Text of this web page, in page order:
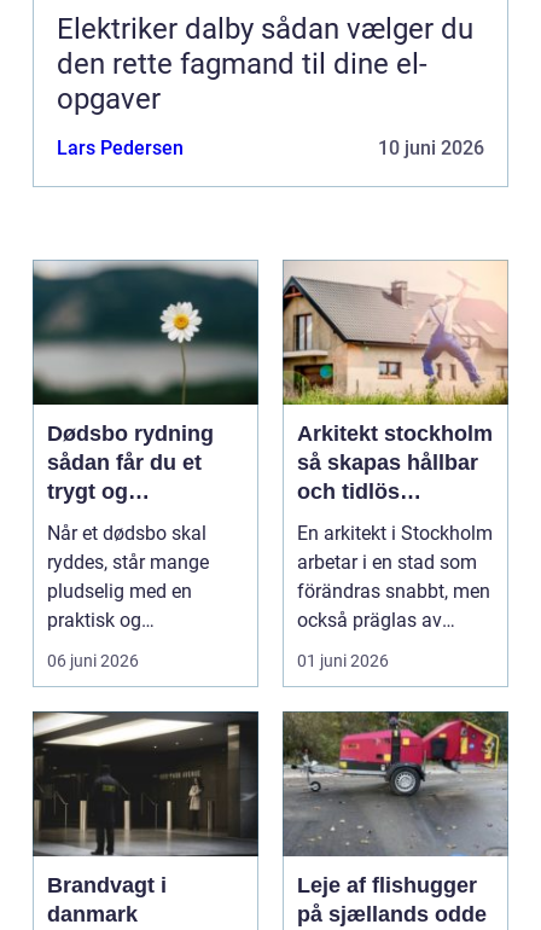
Elektriker dalby sådan vælger du
den rette fagmand til dine el-
opgaver
Lars Pedersen 10 juni 2026
Dødsbo rydning
sådan får du et
trygt og
respektfuldt forløb
Når et dødsbo skal
ryddes, står mange
pludselig med en
praktisk og
følelsesmæssig
opgave på én gang....
06 juni 2026
Arkitekt stockholm
så skapas hållbar
och tidlös
arkitektur i
huvudstaden
En arkitekt i Stockholm
arbetar i en stad som
förändras snabbt, men
också präglas av
starka historis...
01 juni 2026
Brandvagt i
danmark
Leje af flishugger
på sjællands odde